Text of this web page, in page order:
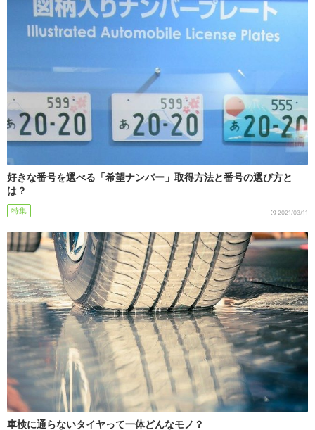
好きな番号を選べる「希望ナンバー」取得方法と番号の選び方と
は？
特集 2021/03/11
車検に通らないタイヤって一体どんなモノ？